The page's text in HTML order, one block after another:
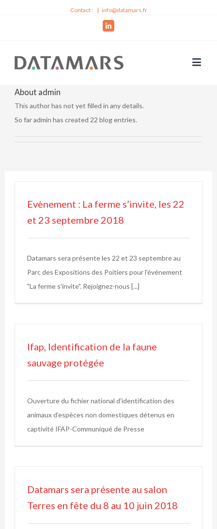
Contact : | info@datamars.fr
Linkedin
About admin
This author has not yet filled in any details.
So far admin has created 22 blog entries.
Evènement : La ferme s’invite, les 22
et 23 septembre 2018
Datamars sera présente les 22 et 23 septembre au
Parc des Expositions des Poitiers pour l'événement
"La ferme s'invite". Rejoignez-nous [...]
Ifap, Identification de la faune
sauvage protégée
Ouverture du fichier national d’identification des
animaux d’espèces non domestiques détenus en
captivité IFAP-Communiqué de Presse
Datamars sera présente au salon
Terres en fête du 8 au 10 juin 2018